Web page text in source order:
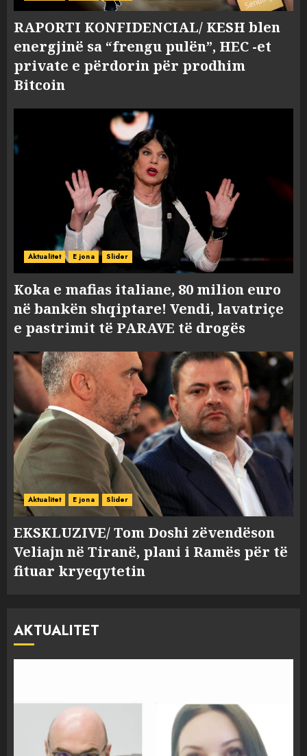
RAPORTI KONFIDENCIAL/ KESH blen
energjinë sa “frengu pulën”, HEC -et
private e përdorin për prodhim
Bitcoin
Aktualitet E jona Slider
Koka e mafias italiane, 80 milion euro
në bankën shqiptare! Vendi, lavatriçe
e pastrimit të PARAVE të drogës
Aktualitet E jona Slider
EKSKLUZIVE/ Tom Doshi zëvendëson
Veliajn në Tiranë, plani i Ramës për të
fituar kryeqytetin
AKTUALITET